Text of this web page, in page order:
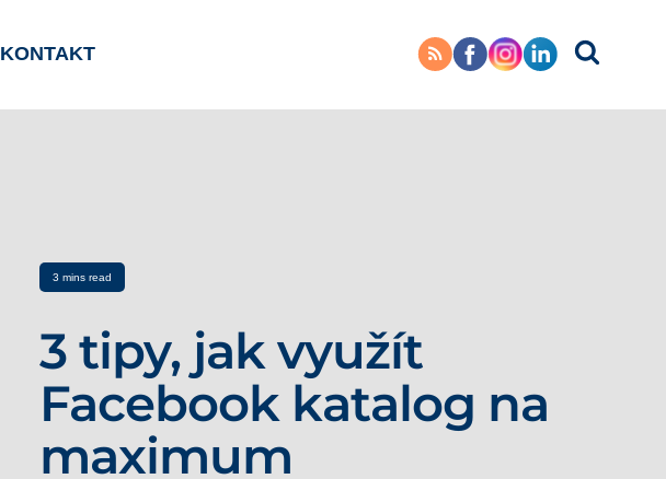
KONTAKT
3 mins read
3 tipy, jak využít
Facebook katalog na
maximum